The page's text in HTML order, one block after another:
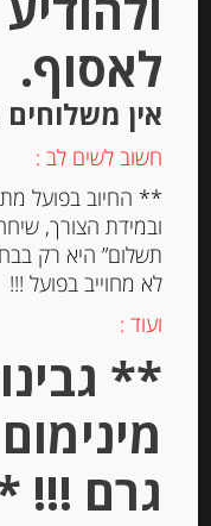
גבינה טריה
שומן MADAME LOÏK
Out of
Stock
לאסוף.
אין
חשוב לשים לב :
** החיוב בפועל
ובמידת הצורך,
תשלום” היא רק
לא מחוייב בפועל !!!
ועוד :
**
גרם !!!